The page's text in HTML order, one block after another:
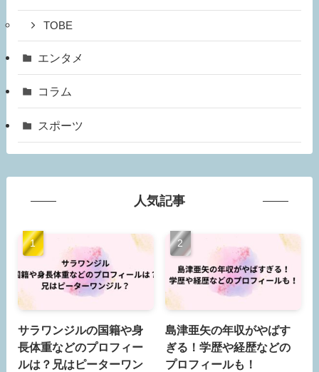
TOBE
エンタメ
コラム
スポーツ
人気記事
サラワンジルの国籍や身
長体重などのプロフィー
ルは？兄はピーターワン
島津亜矢の年収がやばす
ぎる！学歴や経歴などの
プロフィールも！